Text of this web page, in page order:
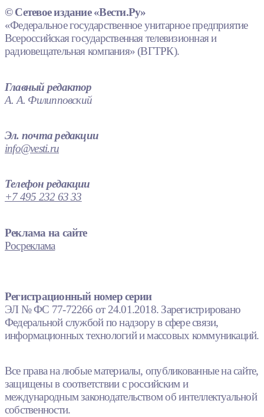
© Сетевое издание «Вести.Ру»
«Федеральное государственное унитарное предприятие
Всероссийская государственная телевизионная и
радиовещательная компания» (ВГТРК).
Главный редактор
А. А. Филипповский
Эл. почта редакции
info@vesti.ru
Телефон редакции
+7 495 232 63 33
Реклама на сайте
Росреклама
Регистрационный номер серии
ЭЛ № ФС 77-72266 от 24.01.2018. Зарегистрировано
Федеральной службой по надзору в сфере связи,
информационных технологий и массовых коммуникаций.
Все права на любые материалы, опубликованные на сайте,
защищены в соответствии с российским и
международным законодательством об интеллектуальной
собственности.